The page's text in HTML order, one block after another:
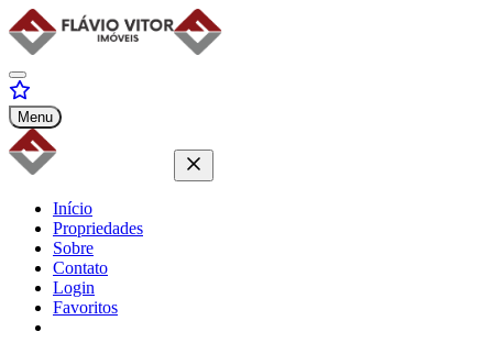
Menu
Início
Propriedades
Sobre
Contato
Login
Favoritos